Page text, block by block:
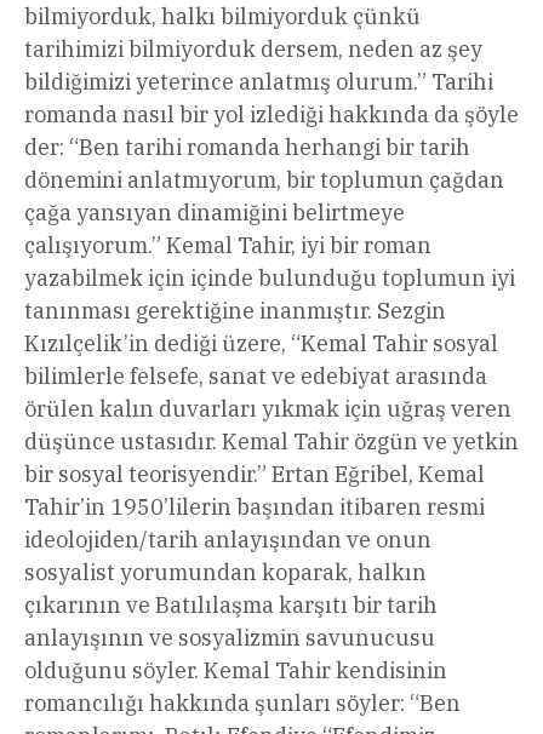
bilmiyorduk, halkı bilmiyorduk çünkü
tarihimizi bilmiyorduk dersem, neden az şey
bildiğimizi yeterince anlatmış olurum.” Tarihi
romanda nasıl bir yol izlediği hakkında da şöyle
der: “Ben tarihi romanda herhangi bir tarih
dönemini anlatmıyorum, bir toplumun çağdan
çağa yansıyan dinamiğini belirtmeye
çalışıyorum.” Kemal Tahir, iyi bir roman
yazabilmek için içinde bulunduğu toplumun iyi
tanınması gerektiğine inanmıştır. Sezgin
Kızılçelik’in dediği üzere, “Kemal Tahir sosyal
bilimlerle felsefe, sanat ve edebiyat arasında
örülen kalın duvarları yıkmak için uğraş veren
düşünce ustasıdır. Kemal Tahir özgün ve yetkin
bir sosyal teorisyendir.” Ertan Eğribel, Kemal
Tahir’in 1950’lilerin başından itibaren resmi
ideolojiden/tarih anlayışından ve onun
sosyalist yorumundan koparak, halkın
çıkarının ve Batılılaşma karşıtı bir tarih
anlayışının ve sosyalizmin savunucusu
olduğunu söyler. Kemal Tahir kendisinin
romancılığı hakkında şunları söyler: “Ben